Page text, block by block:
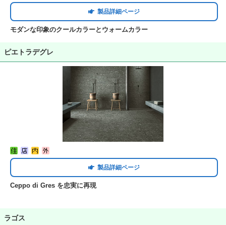
製品詳細ページ
モダンな印象のクールカラーとウォームカラー
ピエトラデグレ
製品詳細ページ
Ceppo di Gres を忠実に再現
ラゴス